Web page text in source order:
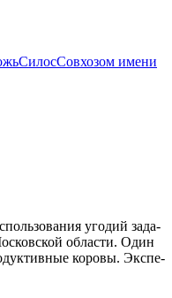
СилосСовхозом имени
уго­дий зада­
обла­сти. Один
коро­вы. Экс­пе­